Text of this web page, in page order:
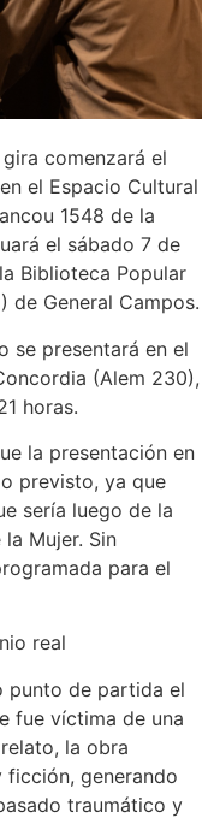
comenzará el
el Espacio Cultural
1548 de la
el sábado 7 de
Biblioteca Popular
de General Campos.
se presentará en el
(Alem 230),
horas.
la presentación en
previsto, ya que
sería luego de la
Mujer. Sin
para el
real
punto de partida el
fue víctima de una
la obra
generando
traumático y